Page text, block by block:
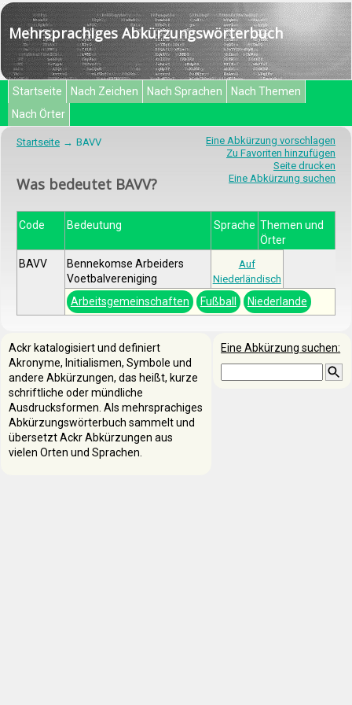
Mehrsprachiges Abkürzungswörterbuch
Startseite Nach Zeichen Nach Sprachen
Nach Themen
Nach Örter
Eine Abkürzung vorschlagen
Zu Favoriten hinzufügen
Seite drucken
Eine Abkürzung suchen
Startseite BAVV
Was bedeutet BAVV?
Code Bedeutung Sprache Themen und
Örter
BAVV
Bennekomse Arbeiders
Voetbalvereniging
Auf
Niederländisch
Arbeitsgemeinschaften Fußball Niederlande
Eine Abkürzung suchen:
Ackr katalogisiert und definiert
Akronyme, Initialismen, Symbole und
andere Abkürzungen, das heißt, kurze
schriftliche oder mündliche
Ausdrucksformen. Als mehrsprachiges
Abkürzungswörterbuch sammelt und
übersetzt Ackr Abkürzungen aus
vielen Orten und Sprachen.